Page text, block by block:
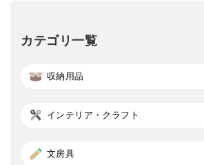
カテゴリ一覧
収納用品
インテリア・クラフト
文房具